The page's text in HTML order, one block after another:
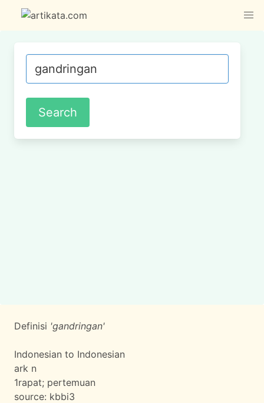
Definisi 'gandringan'
Indonesian to Indonesian
ark n
1rapat; pertemuan
source: kbbi3